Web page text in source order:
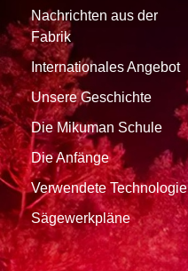
Nachrichten aus der
Fabrik
Internationales Angebot
Unsere Geschichte
Die Mikuman Schule
Die Anfänge
Verwendete Technologie
Sägewerkpläne